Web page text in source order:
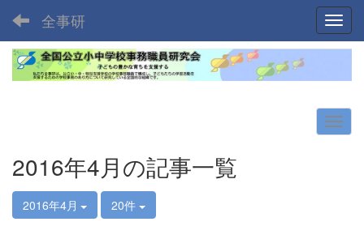
全事研
2016年4月の記事一覧
2016年4月 20件